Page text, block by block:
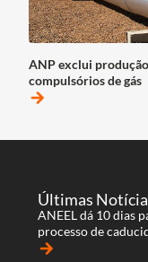
ANP exclui
compulsórios de gás
arrow_forward
Últimas
ANEEL dá 10 dias
processo de
arrow_forward